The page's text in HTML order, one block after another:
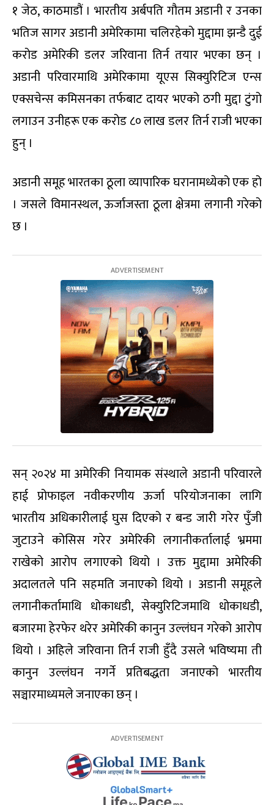
१ जेठ, काठमाडौं । भारतीय अर्बपति गौतम अडानी र उनका
भतिज सागर अडानी अमेरिकामा चलिरहेको मुद्दामा झन्डै दुई
करोड अमेरिकी डलर जरिवाना तिर्न तयार भएका छन् ।
अडानी परिवारमाथि अमेरिकामा यूएस सिक्युरिटिज एन्स
एक्सचेन्स कमिसनका तर्फबाट दायर भएको ठगी मुद्दा टुंगो
लगाउन उनीहरू एक करोड ८० लाख डलर तिर्न राजी भएका
हुन् ।
अडानी समूह भारतका ठूला व्यापारिक घरानामध्येको एक हो
। जसले विमानस्थल, ऊर्जाजस्ता ठूला क्षेत्रमा लगानी गरेको
छ ।
सन् २०२४ मा अमेरिकी नियामक संस्थाले अडानी परिवारले
हाई प्रोफाइल नवीकरणीय ऊर्जा परियोजनाका लागि
भारतीय अधिकारीलाई घुस दिएको र बन्ड जारी गरेर पुँजी
जुटाउने कोसिस गरेर अमेरिकी लगानीकर्तालाई भ्रममा
राखेको आरोप लगाएको थियो । उक्त मुद्दामा अमेरिकी
अदालतले पनि सहमति जनाएको थियो । अडानी समूहले
लगानीकर्तामाथि धोकाधडी, सेक्युरिटिजमाथि धोकाधडी,
बजारमा हेरफेर थरेर अमेरिकी कानुन उल्लंघन गरेको आरोप
थियो । अहिले जरिवाना तिर्न राजी हुँदै उसले भविष्यमा ती
कानुन उल्लंघन नगर्ने प्रतिबद्धता जनाएको भारतीय
सञ्चारमाध्यमले जनाएका छन् ।